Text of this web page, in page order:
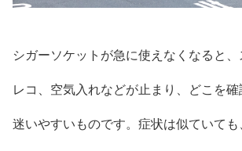
シガーソケットが急に使えなくなると
レコ、空気入れなどが止まり、どこを
迷いやすいものです。症状は似ていて